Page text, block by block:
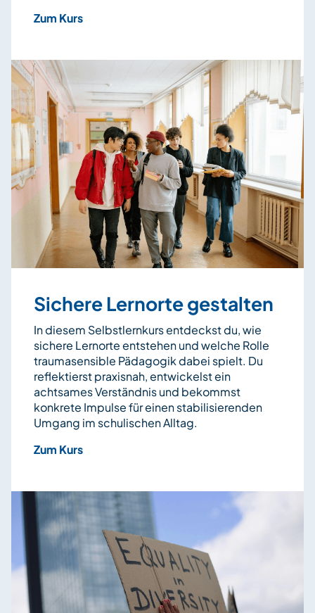
Zum Kurs
Sichere Lernorte gestalten
In diesem Selbstlernkurs entdeckst du, wie
sichere Lernorte entstehen und welche Rolle
traumasensible Pädagogik dabei spielt. Du
reflektierst praxisnah, entwickelst ein
achtsames Verständnis und bekommst
konkrete Impulse für einen stabilisierenden
Umgang im schulischen Alltag.
Zum Kurs